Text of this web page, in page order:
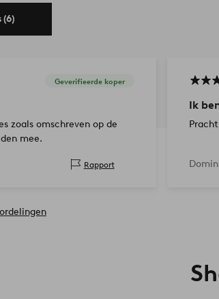
(6)
Geverifieerde koper
zoals omschreven op de
mee.
Rapport
Ik